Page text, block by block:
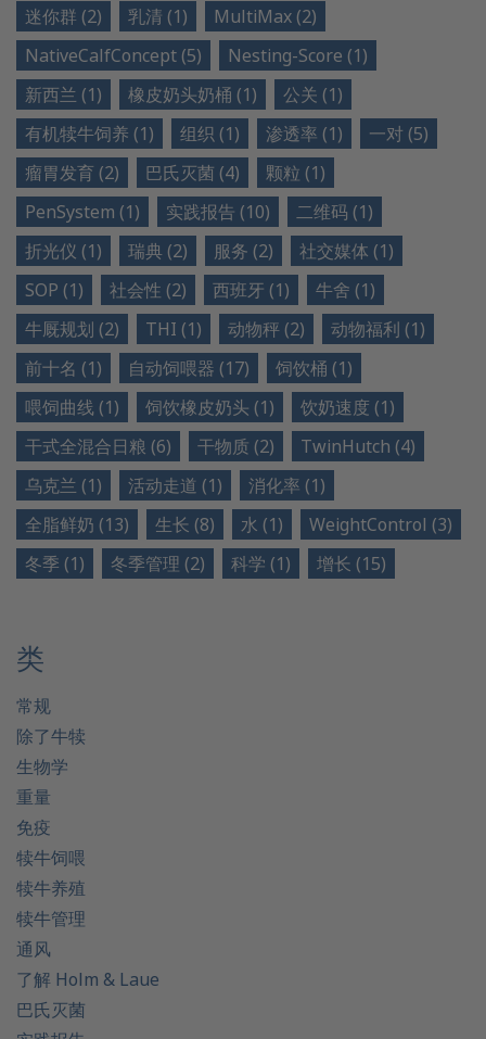
迷你群 (2)
乳清 (1)
MultiMax (2)
NativeCalfConcept (5)
Nesting-Score (1)
新西兰 (1)
橡皮奶头奶桶 (1)
公关 (1)
有机犊牛饲养 (1)
组织 (1) 渗透率 (1)
一对 (5)
瘤胃发育 (2)
巴氏灭菌 (4)
颗粒 (1)
PenSystem (1)
实践报告 (10)
二维码 (1)
折光仪 (1)
瑞典 (2) 服务 (2)
社交媒体 (1)
SOP (1)
社会性 (2) 西班牙 (1)
牛舍 (1)
牛厩规划 (2)
THI (1) 动物秤 (2)
动物福利 (1)
前十名 (1)
自动饲喂器 (17)
饲饮桶 (1)
喂饲曲线 (1)
饲饮橡皮奶头 (1)
饮奶速度 (1)
干式全混合日粮 (6)
干物质 (2)
TwinHutch (4)
乌克兰 (1)
活动走道 (1)
消化率 (1)
全脂鲜奶 (13)
生长 (8) 水 (1)
WeightControl (3)
冬季 (1)
冬季管理 (2) 科学 (1) 增长 (15)
类
常规
除了牛犊
生物学
重量
免疫
犊牛饲喂
犊牛养殖
犊牛管理
通风
了解 Holm & Laue
巴氏灭菌